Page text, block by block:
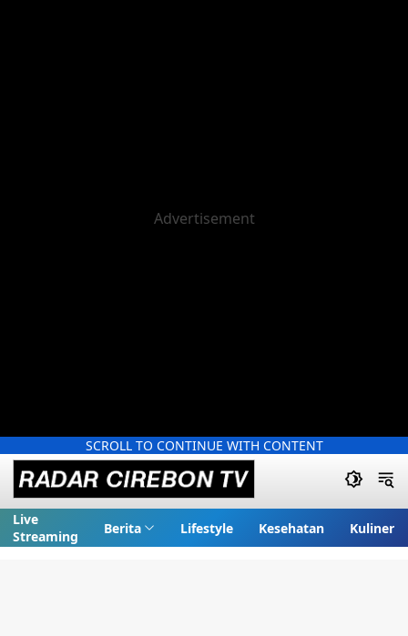
SCROLL TO CONTINUE WITH CONTENT
Live
Streaming
Berita Lifestyle Kesehatan Kuliner